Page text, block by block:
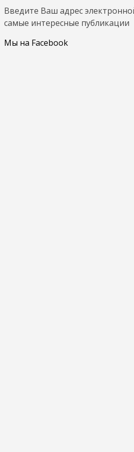
Введите Ваш адрес
самые интересные публикации
Мы на Facebook